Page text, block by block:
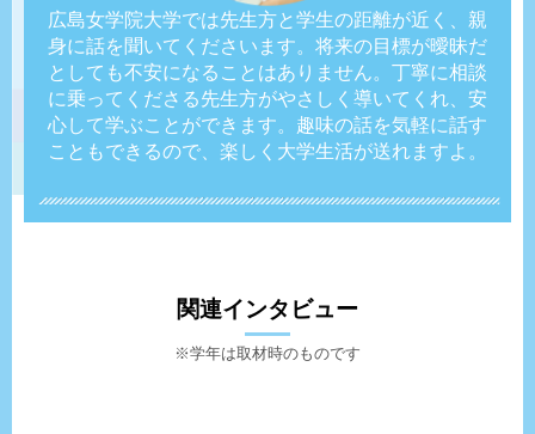
広島女学院大学では先生方と学生の距離が近く、親
身に話を聞いてくださいます。将来の目標が曖昧だ
としても不安になることはありません。丁寧に相談
に乗ってくださる先生方がやさしく導いてくれ、安
心して学ぶことができます。趣味の話を気軽に話す
こともできるので、楽しく大学生活が送れますよ。
関連インタビュー
※学年は取材時のものです